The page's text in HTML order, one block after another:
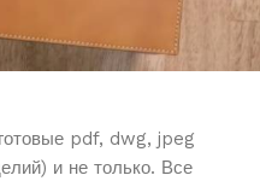
pdf, dwg, jpeg
и не только. Все